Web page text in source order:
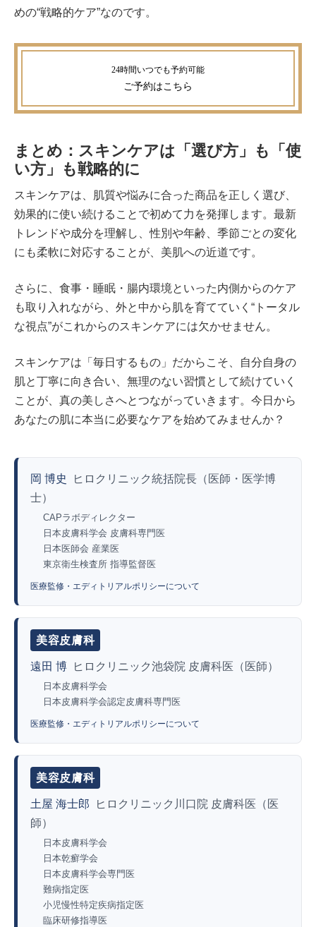
めの“戦略的ケア”なのです。
ご予約はこちら
まとめ：スキンケアは「選び方」も「使
い方」も戦略的に
スキンケアは、肌質や悩みに合った商品を正しく選び、
効果的に使い続けることで初めて力を発揮します。最新
トレンドや成分を理解し、性別や年齢、季節ごとの変化
にも柔軟に対応することが、美肌への近道です。
さらに、食事・睡眠・腸内環境といった内側からのケア
も取り入れながら、外と中から肌を育てていく“トータル
な視点”がこれからのスキンケアには欠かせません。
スキンケアは「毎日するもの」だからこそ、自分自身の
肌と丁寧に向き合い、無理のない習慣として続けていく
ことが、真の美しさへとつながっていきます。今日から
あなたの肌に本当に必要なケアを始めてみませんか？
岡 博史
ヒロクリニック統括院長（医師・医学博
士）
CAPラボディレクター
日本皮膚科学会 皮膚科専門医
日本医師会 産業医
東京衛生検査所 指導監督医
医療監修・エディトリアルポリシーについて
美容皮膚科
遠田 博 ヒロクリニック池袋院 皮膚科医（医師）
日本皮膚科学会
日本皮膚科学会認定皮膚科専門医
医療監修・エディトリアルポリシーについて
美容皮膚科
土屋 海士郎
ヒロクリニック川口院 皮膚科医（医
師）
日本皮膚科学会
日本乾癬学会
日本皮膚科学会専門医
難病指定医
小児慢性特定疾病指定医
臨床研修指導医